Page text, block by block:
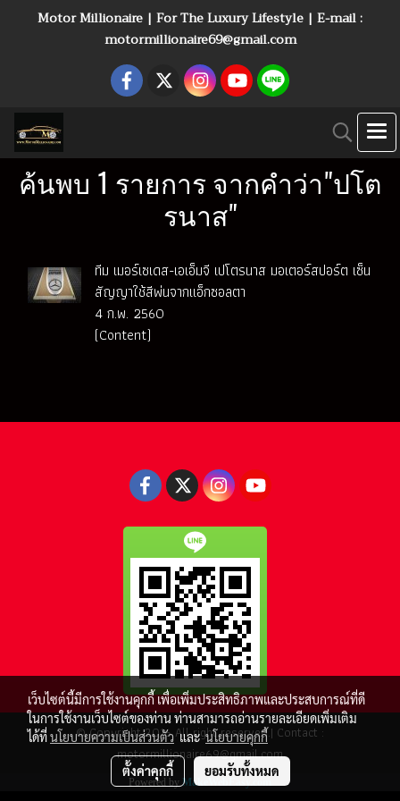
Motor Millionaire | For The Luxury Lifestyle | E-mail :
motormillionaire69@gmail.com
ค้นพบ 1 รายการ จากคำว่า"ปโต
รนาส"
ทีม เมอร์เซเดส-เอเอ็มจี เปโตรนาส มอเตอร์สปอร์ต เซ็น
สัญญาใช้สีพ่นจากแอ็กซอลตา
4 ก.พ. 2560
(Content)
© Copyright 2016 All right reserved.| Contact :
motormillionaire69@gmail.com
Powered by MakeWebEasy.com
เว็บไซต์นี้มีการใช้งานคุกกี้ เพื่อเพิ่มประสิทธิภาพและประสบการณ์ที่ดี
ในการใช้งานเว็บไซต์ของท่าน ท่านสามารถอ่านรายละเอียดเพิ่มเติม
ได้ที่นโยบายความเป็นส่วนตัวและนโยบายคุกกี้
ตั้งค่าคุกกี้ ยอมรับทั้งหมด